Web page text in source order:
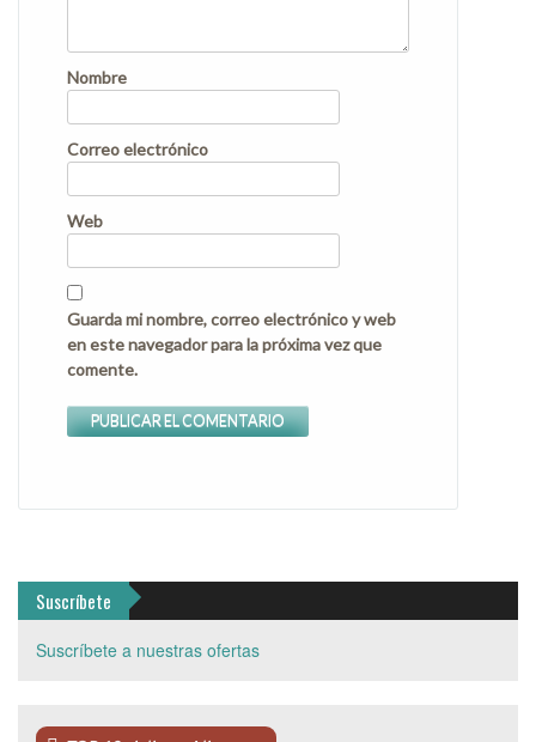
Nombre
Correo electrónico
Web
Guarda mi nombre, correo electrónico y web
en este navegador para la próxima vez que
comente.
Suscríbete
Suscríbete a nuestras ofertas